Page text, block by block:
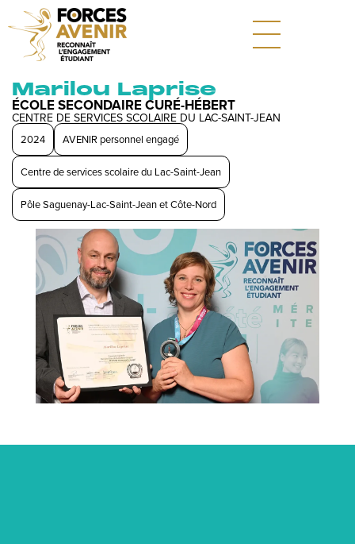
Marilou Laprise
ÉCOLE SECONDAIRE CURÉ-HÉBERT
CENTRE DE SERVICES SCOLAIRE DU LAC-SAINT-JEAN
2024 AVENIR personnel engagé
Centre de services scolaire du Lac-Saint-Jean
Pôle Saguenay-Lac-Saint-Jean et Côte-Nord